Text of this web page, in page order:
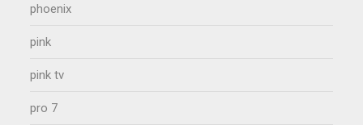
phoenix
pink
pink tv
pro 7